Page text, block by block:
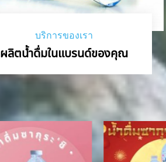
บริการของเรา
ผลิตน้ำดื่มในแบรนด์ของคุณ